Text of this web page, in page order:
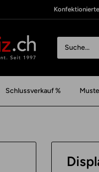
Schlussverkauf %